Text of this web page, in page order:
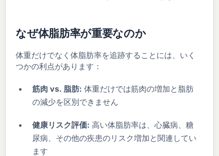
なぜ体脂肪率が重要なのか
体重だけでなく体脂肪率を追跡することには、いく
つかの利点があります：
筋肉 vs. 脂肪: 体重だけでは筋肉の増加と脂肪
の減少を区別できません
健康リスク評価: 高い体脂肪率は、心臓病、糖
尿病、その他の疾患のリスク増加と関連してい
ます